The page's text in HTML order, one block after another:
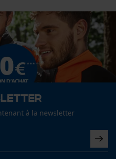
à la newsletter
Site Tag
Advertising Universal
Pixel